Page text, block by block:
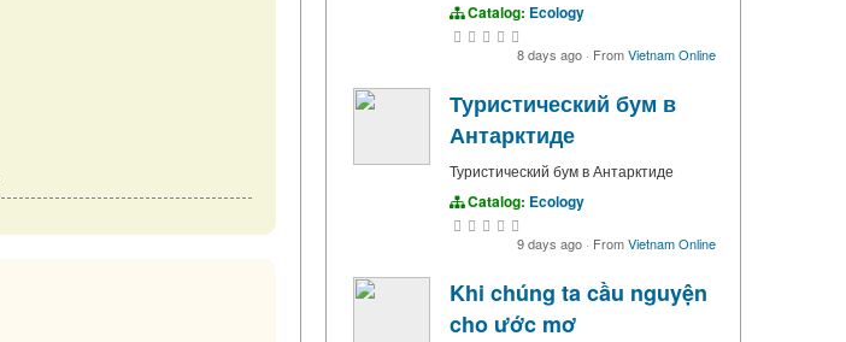
Catalog: Ecology
8 days ago · FromVietnam Online
Туристический бум в
Антарктиде
Туристический бум в Антарктиде
Catalog: Ecology
9 days ago · FromVietnam Online
Khi chúng ta cầu nguyện
cho ước mơ